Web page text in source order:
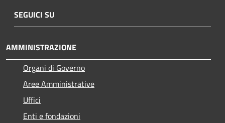
SEGUICI SU
AMMINISTRAZIONE
Organi di Governo
Aree Amministrative
Uffici
Enti e fondazioni